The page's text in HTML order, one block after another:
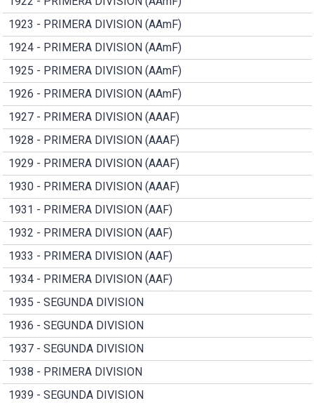
1923 - PRIMERA DIVISION (AAmF)
1924 - PRIMERA DIVISION (AAmF)
1925 - PRIMERA DIVISION (AAmF)
1926 - PRIMERA DIVISION (AAmF)
1927 - PRIMERA DIVISION (AAAF)
1928 - PRIMERA DIVISION (AAAF)
1929 - PRIMERA DIVISION (AAAF)
1930 - PRIMERA DIVISION (AAAF)
1931 - PRIMERA DIVISION (AAF)
1932 - PRIMERA DIVISION (AAF)
1933 - PRIMERA DIVISION (AAF)
1934 - PRIMERA DIVISION (AAF)
1935 - SEGUNDA DIVISION
1936 - SEGUNDA DIVISION
1937 - SEGUNDA DIVISION
1938 - PRIMERA DIVISION
1939 - SEGUNDA DIVISION